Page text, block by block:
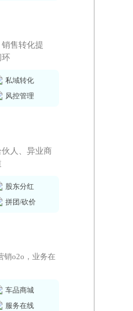
售转化提
私域转化
风控管理
人、异业商
股东分红
拼团/砍价
销o2o，业务在
车品商城
服务在线